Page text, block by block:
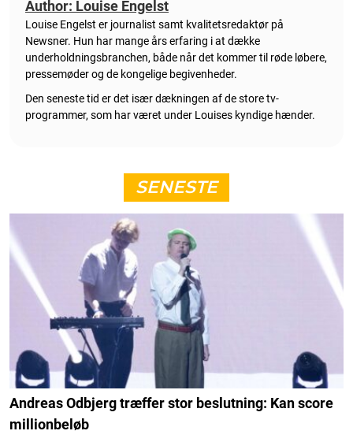
Author: Louise Engelst
Louise Engelst er journalist samt kvalitetsredaktør på
Newsner. Hun har mange års erfaring i at dække
underholdningsbranchen, både når det kommer til røde løbere,
pressemøder og de kongelige begivenheder.
Den seneste tid er det især dækningen af de store tv-
programmer, som har været under Louises kyndige hænder.
SENESTE
Andreas Odbjerg træffer stor beslutning: Kan score
millionbeløb